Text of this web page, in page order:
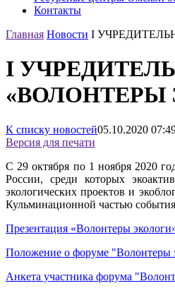
Контакты
Главная Новости I
I
«ВОЛОНТЕРЫ
К списку новостей05.10.2020
Версия для печати
С 29 октября по 1 ноября 2020
России, среди которых
экологических проектов и
Кульминационной частью
Презентация «Волонтеры
Положение о форуме "Волонтеры
Анкета участника форума